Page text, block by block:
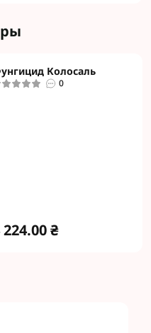
Колосаль
0
224.00 ₴